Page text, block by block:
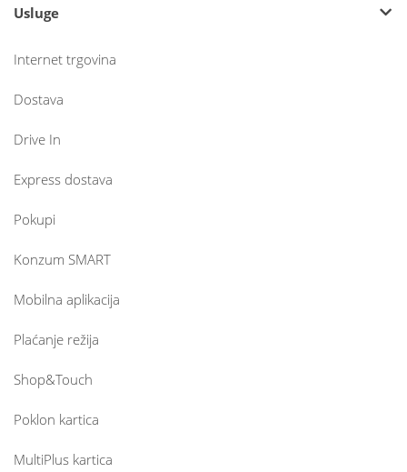
Usluge
Internet trgovina
Dostava
Drive In
Express dostava
Pokupi
Konzum SMART
Mobilna aplikacija
Plaćanje režija
Shop&Touch
Poklon kartica
MultiPlus kartica